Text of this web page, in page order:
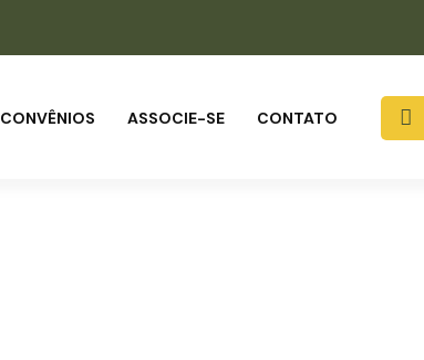
CONVÊNIOS ASSOCIE-SE CONTATO